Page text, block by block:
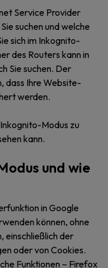
Service Provider
suchen und welche
sich im Inkognito-
des Routers kann in
Sie suchen. Der
dass Ihre Website-
werden.
Modus zu
kann.
und wie
in Google
können, ohne
einschließlich der
oder von Cookies.
Funktionen – Firefox